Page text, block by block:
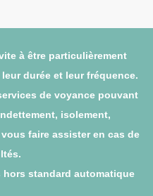
à être particulièrement
durée et leur fréquence.
de voyance pouvant
isolement,
faire assister en cas de
standard automatique